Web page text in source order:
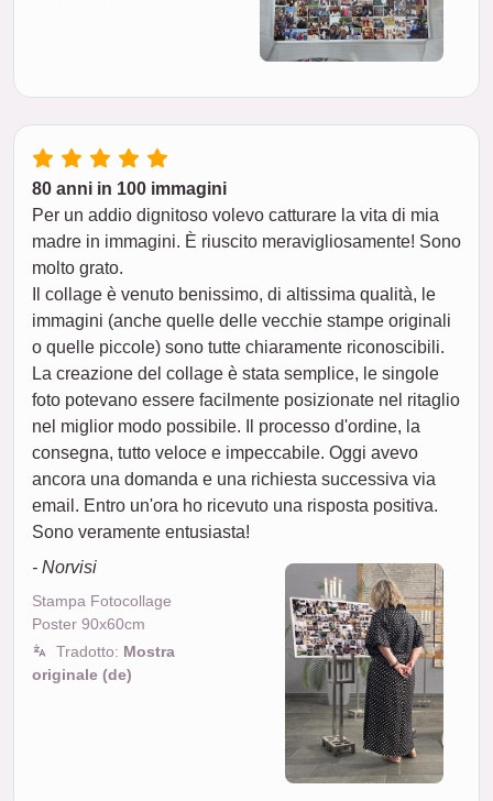
80 anni in 100 immagini
Per un addio dignitoso volevo catturare la vita di mia
madre in immagini. È riuscito meravigliosamente! Sono
molto grato.
Il collage è venuto benissimo, di altissima qualità, le
immagini (anche quelle delle vecchie stampe originali
o quelle piccole) sono tutte chiaramente riconoscibili.
La creazione del collage è stata semplice, le singole
foto potevano essere facilmente posizionate nel ritaglio
nel miglior modo possibile. Il processo d'ordine, la
consegna, tutto veloce e impeccabile. Oggi avevo
ancora una domanda e una richiesta successiva via
email. Entro un'ora ho ricevuto una risposta positiva.
Sono veramente entusiasta!
- Norvisi
Stampa Fotocollage
Poster 90x60cm
Tradotto: Mostra
originale (de)